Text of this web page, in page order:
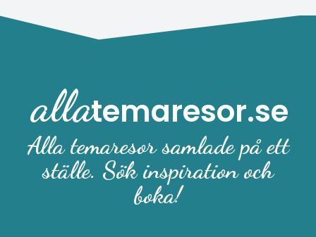
allatemaresor.se
Alla temaresor samlade på ett
ställe. Sök inspiration och
boka!